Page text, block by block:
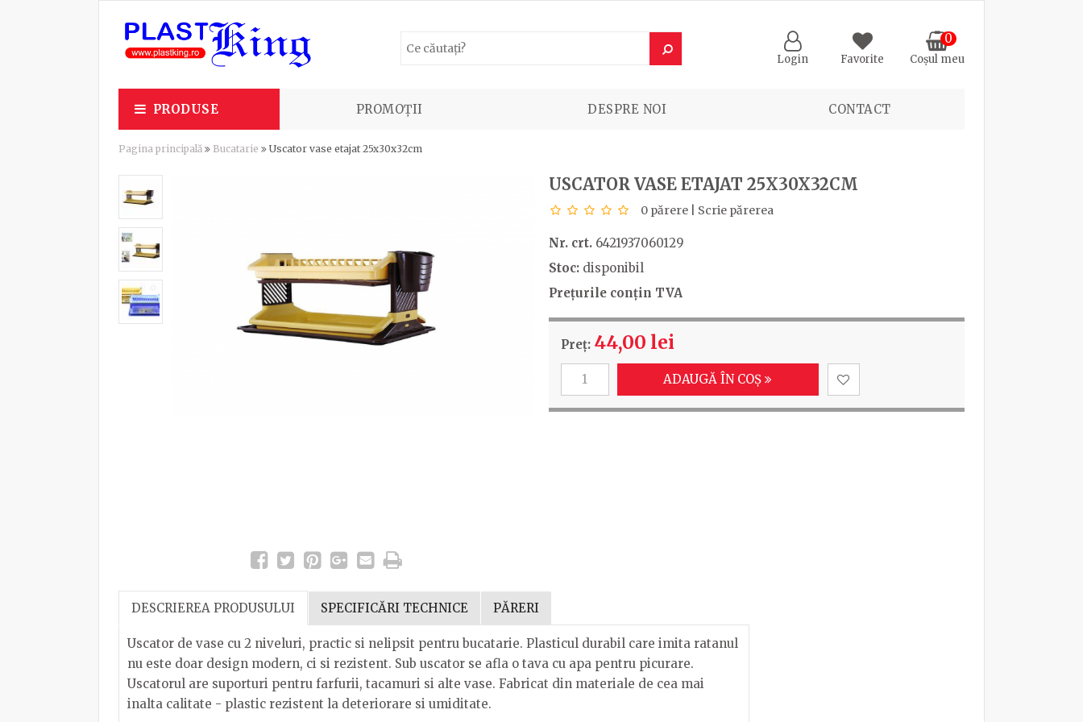
Login
0
Coșul meu
Favorite
PRODUSE PROMOȚII DESPRE NOI CONTACT
Pagina principală Bucatarie Uscator vase etajat 25x30x32cm
USCATOR VASE ETAJAT 25X30X32CM
0 părere| Scrie părerea
Nr. crt.6421937060129
Stoc:disponibil
Prețurile conțin TVA
Preț: 44,00 lei
ADAUGĂ ÎN COȘ
DESCRIEREA PRODUSULUI SPECIFICĂRI TECHNICE PĂRERI
Uscator de vase cu 2 niveluri, practic si nelipsit pentru bucatarie. Plasticul durabil care imita ratanul
nu este doar design modern, ci si rezistent. Sub uscator se afla o tava cu apa pentru picurare.
Uscatorul are suporturi pentru farfurii, tacamuri si alte vase. Fabricat din materiale de cea mai
inalta calitate - plastic rezistent la deteriorare si umiditate.